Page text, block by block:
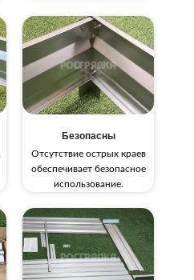
Безопасны
Отсутствие острых краев
обеспечивает безопасное
использование.